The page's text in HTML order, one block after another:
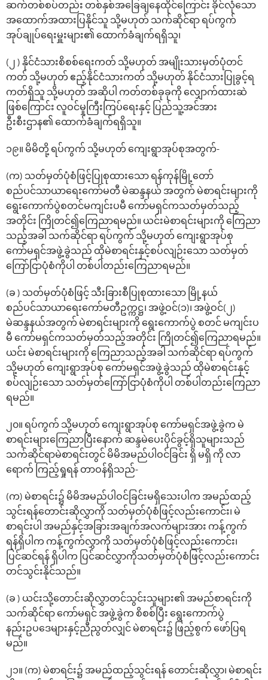
ဆက်တစ်စပ်တည်း တစ်နှစ်အခြေချနေထိုင်ကြောင်း ခိုင်လုံသော
အထောက်အထားပြနိုင်သူ သို့မဟုတ် သက်ဆိုင်ရာ ရပ်ကွက်
အုပ်ချုပ်ရေးမှူးများ၏ ထောက်ခံချက်ရရှိသူ၊
(၂ ) နိုင်ငံသားစိစစ်ရေးကတ် သို့မဟုတ် အမျိုးသားမှတ်ပုံတင်
ကတ် သို့မဟုတ် ဧည့်နိုင်ငံသားကတ် သို့မဟုတ် နိုင်ငံသားပြုခွင့်ရ
ကတ်ရှိသူ သို့မဟုတ် အဆိုပါ ကတ်တစ်ခုခုကို လျှောက်ထားဆဲ
ဖြစ်ကြောင်း လူဝင်မှုကြီးကြပ်ရေးနှင့် ပြည်သူ့အင်အား
ဦးစီးဌာန၏ ထောက်ခံချက်ရရှိသူ။
၁၉။ မိမိတို့ ရပ်ကွက် သို့မဟုတ် ကျေးရွာအုပ်စုအတွက်-
(က) သတ်မှတ်ပုံစံဖြင့်ပြုစုထားသော ရန်ကုန်မြို့တော်
စည်ပင်သာယာရေးကော်မတီ မဲဆန္ဒနယ် အတွက် မဲစာရင်းများကို
ရွေးကောက်ပွဲစတင်မကျင်းပမီ ကော်မရှင်ကသတ်မှတ်သည့်
အတိုင်း ကြိုတင်၍ကြေညာရမည်။ ယင်းမဲစာရင်းများကို ကြေညာ
သည့်အခါ သက်ဆိုင်ရာ ရပ်ကွက် သို့မဟုတ် ကျေးရွာအုပ်စု
ကော်မရှင်အဖွဲ့ခွဲသည် ထိုမဲစာရင်းနှင့်စပ်လျဉ်းသော သတ်မှတ်
ကြော်ငြာပုံစံကိုပါ တစ်ပါတည်းကြေညာရမည်။
(ခ ) သတ်မှတ်ပုံစံဖြင့် သီးခြားစီပြုစုထားသော မြို့နယ်
စည်ပင်သာယာရေးကော်မတီဥက္ကဋ္ဌ၊ အဖွဲ့ဝင်(၁)၊ အဖွဲ့ဝင်(၂)
မဲဆန္ဒနယ်အတွက် မဲစာရင်းများကို ရွေးကောက်ပွဲ စတင် မကျင်းပ
မီ ကော်မရှင်ကသတ်မှတ်သည့်အတိုင်း ကြိုတင်၍ကြေညာရမည်။
ယင်း မဲစာရင်းများကို ကြေညာသည့်အခါ သက်ဆိုင်ရာ ရပ်ကွက်
သို့မဟုတ် ကျေးရွာအုပ်စု ကော်မရှင်အဖွဲ့ခွဲသည် ထိုမဲစာရင်းနှင့်
စပ်လျဉ်းသော သတ်မှတ်ကြော်ငြာပုံစံကိုပါ တစ်ပါတည်းကြေညာ
ရမည်။
၂၀။ ရပ်ကွက် သို့မဟုတ် ကျေးရွာအုပ်စု ကော်မရှင်အဖွဲ့ခွဲက မဲ
စာရင်းများကြေညာပြီးနောက် ဆန္ဒမဲပေးပိုင်ခွင့်ရှိသူများသည်
သက်ဆိုင်ရာမဲစာရင်းတွင် မိမိအမည်ပါဝင်ခြင်း ရှိ မရှိ ကို လာ
ရောက် ကြည့်ရှုရန် တာဝန်ရှိသည်-
(က) မဲစာရင်း၌ မိမိအမည်ပါဝင်ခြင်းမရှိသေးပါက အမည်ထည့်
သွင်းရန်တောင်းဆိုလွှာကို သတ်မှတ်ပုံစံဖြင့်လည်းကောင်း၊ မဲ
စာရင်းပါ အမည်နှင့်အခြားအချက်အလက်များအား ကန့်ကွက်
ရန်ရှိပါက ကန့်ကွက်လွှာကို သတ်မှတ်ပုံစံဖြင့်လည်းကောင်း၊
ပြင်ဆင်ရန် ရှိပါက ပြင်ဆင်လွှာကိုသတ်မှတ်ပုံစံဖြင့်လည်းကောင်း
တင်သွင်းနိုင်သည်။
(ခ ) ယင်းသို့တောင်းဆိုလွှာတင်သွင်းသူများ၏ အမည်စာရင်းကို
သက်ဆိုင်ရာ ကော်မရှင် အဖွဲ့ခွဲက စိစစ်ပြီး ရွေးကောက်ပွဲ
နည်းဥပဒေများနှင့်ညီညွတ်လျှင် မဲစာရင်း၌ ဖြည့်စွက် ဖော်ပြရ
မည်။
၂၁။ (က) မဲစာရင်း၌ အမည်ထည့်သွင်းရန် တောင်းဆိုလွှာ၊ မဲစာရင်း